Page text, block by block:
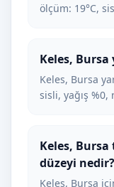
ölçüm: 19°C,
Keles, Bursa
Keles, Bursa
sisli, yağış
Keles,
düzeyi nedir?
Keles, Bursa